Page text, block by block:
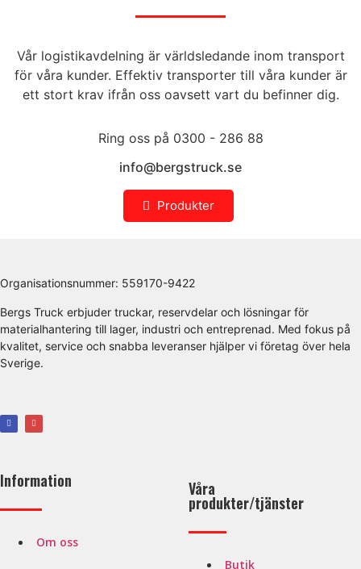
Vår logistikavdelning är världsledande inom transport
för våra kunder. Effektiv transporter till våra kunder är
ett stort krav ifrån oss oavsett vart du befinner dig.
Ring oss på 0300 - 286 88
info@bergstruck.se
Produkter
Organisationsnummer: 559170-9422
Bergs Truck erbjuder truckar, reservdelar och lösningar för
materialhantering till lager, industri och entreprenad. Med fokus på
kvalitet, service och snabba leveranser hjälper vi företag över hela
Sverige.
Information
Om oss
Våra
produkter/tjänster
Butik